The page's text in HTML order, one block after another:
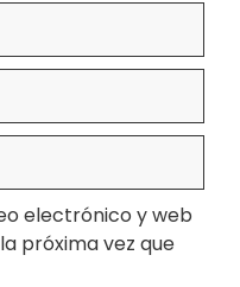
electrónico y web
próxima vez que